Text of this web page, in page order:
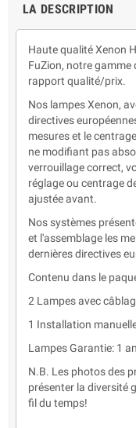
LA DESCRIPTION
Haute qualité Xenon
FuZion, notre gamme
rapport qualité/prix.
Nos lampes Xenon,
directives
mesures et le
ne modifiant pas
verrouillage correct,
réglage ou centrage
ajustée avant.
Nos systèmes
et l'assemblage les
dernières directives
Contenu dans le
2 Lampes avec
1 Installation
Lampes Garantie: 1 an
N.B. Les photos des
présenter la diversité
fil du temps!